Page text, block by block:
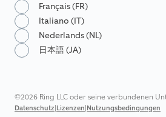
Français (FR)
Italiano (IT)
Nederlands (NL)
日本語 (JA)
©2026 Ring LLC oder seine verbundenen
Datenschutz|Lizenzen|Nutzungsbedingungen